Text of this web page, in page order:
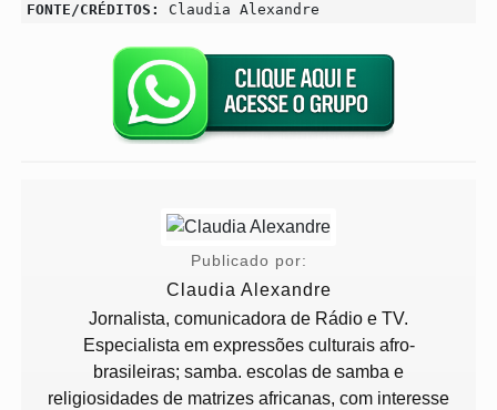
FONTE/CRÉDITOS: Claudia Alexandre
Publicado por:
Claudia Alexandre
Jornalista, comunicadora de Rádio e TV.
Especialista em expressões culturais afro-
brasileiras; samba. escolas de samba e
religiosidades de matrizes africanas, com interesse